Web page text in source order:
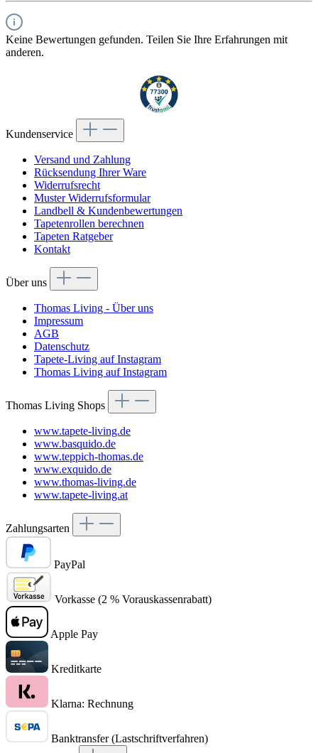
Keine Bewertungen gefunden. Teilen Sie Ihre Erfahrungen mit
anderen.
Kundenservice
Versand und Zahlung
Rücksendung Ihrer Ware
Widerrufsrecht
Muster Widerrufsformular
Landbell & Kundenbewertungen
Tapetenrollen berechnen
Tapeten Ratgeber
Kontakt
Über uns
Thomas Living - Über uns
Impressum
AGB
Datenschutz
Tapete-Living auf Instagram
Thomas Living auf Instagram
Thomas Living Shops
www.tapete-living.de
www.basquido.de
www.teppich-thomas.de
www.exquido.de
www.thomas-living.de
www.tapete-living.at
Zahlungsarten
PayPal
Vorkasse (2 % Vorauskassenrabatt)
Apple Pay
Kreditkarte
Klarna: Rechnung
Banktransfer (Lastschriftverfahren)